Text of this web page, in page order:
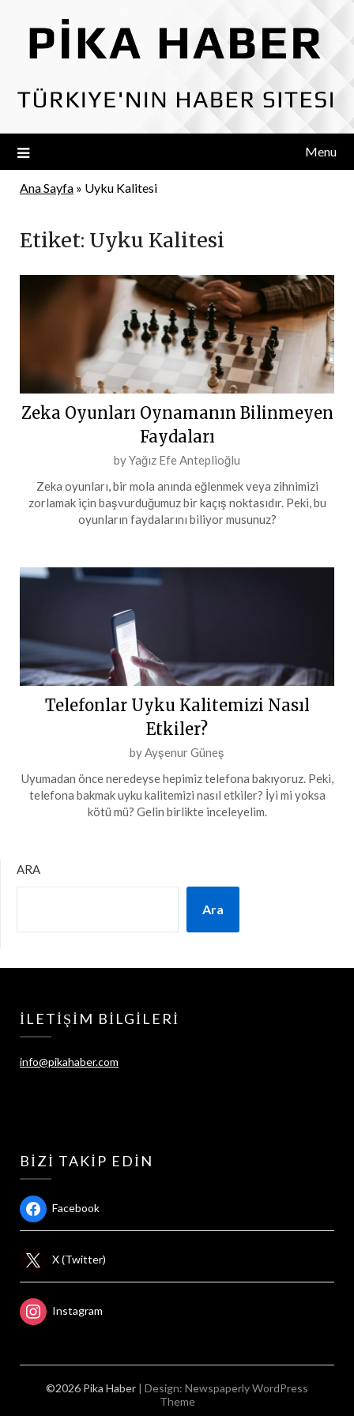
content
Menu
Ana Sayfa » Uyku Kalitesi
Etiket: Uyku Kalitesi
Zeka Oyunları Oynamanın Bilinmeyen
Faydaları
Posted
on
25
Ağustos
byYağız Efe Anteplioğlu
Zeka oyunları, bir mola anında eğlenmek veya zihnimizi
zorlamak için başvurduğumuz bir kaçış noktasıdır. Peki, bu
oyunların faydalarını biliyor musunuz?
Telefonlar Uyku Kalitemizi Nasıl
Etkiler?
Posted
on
24
Ağustos
byAyşenur Güneş
Uyumadan önce neredeyse hepimiz telefona bakıyoruz. Peki,
telefona bakmak uyku kalitemizi nasıl etkiler? İyi mi yoksa
kötü mü? Gelin birlikte inceleyelim.
ARA
Ara
İLETIŞIM BILGILERI
info@pikahaber.com
BIZI TAKIP EDIN
Facebook
X (Twitter)
Instagram
©2026 Pika Haber | Design: Newspaperly WordPress
Theme